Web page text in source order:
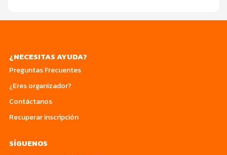
¿NECESITAS AYUDA?
Preguntas Frecuentes
¿Eres organizador?
Contáctanos
Recuperar inscripción
SÍGUENOS